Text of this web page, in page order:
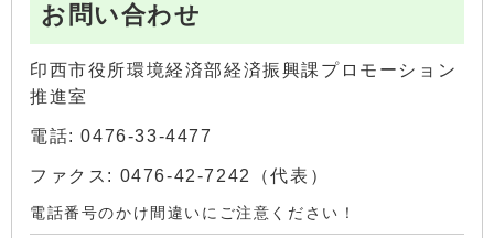
お問い合わせ
印西市役所環境経済部経済振興課プロモーション
推進室
電話: 0476-33-4477
ファクス: 0476-42-7242（代表）
電話番号のかけ間違いにご注意ください！